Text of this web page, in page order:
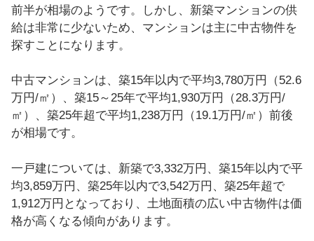
前半が相場のようです。しかし、新築マンションの供
給は非常に少ないため、マンションは主に中古物件を
探すことになります。
中古マンションは、築15年以内で平均3,780万円（52.6
万円/㎡）、築15～25年で平均1,930万円（28.3万円/
㎡）、築25年超で平均1,238万円（19.1万円/㎡）前後
が相場です。
一戸建については、新築で3,332万円、築15年以内で平
均3,859万円、築25年以内で3,542万円、築25年超で
1,912万円となっており、土地面積の広い中古物件は価
格が高くなる傾向があります。